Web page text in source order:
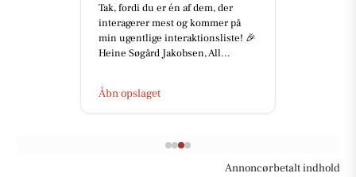
Mange af jer har spurgt til vores
nye logo, maskot og de forskellige
udtryk, I lige nu møder på biler,
arbejdstøj, hjemmeside...
Åbn opslaget
Annoncørbetalt indhold